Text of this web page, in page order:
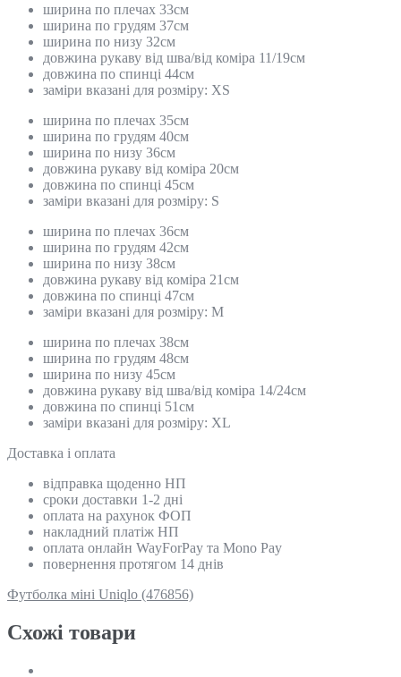
ширина по плечах 33см
ширина по грудям 37см
ширина по низу 32см
довжина рукаву від шва/від коміра 11/19см
довжина по спинці 44см
заміри вказані для розміру: XS
ширина по плечах 35см
ширина по грудям 40см
ширина по низу 36см
довжина рукаву від коміра 20см
довжина по спинці 45см
заміри вказані для розміру: S
ширина по плечах 36см
ширина по грудям 42см
ширина по низу 38см
довжина рукаву від коміра 21см
довжина по спинці 47см
заміри вказані для розміру: M
ширина по плечах 38см
ширина по грудям 48см
ширина по низу 45см
довжина рукаву від шва/від коміра 14/24см
довжина по спинці 51см
заміри вказані для розміру: XL
Доставка і оплата
відправка щоденно НП
сроки доставки 1-2 дні
оплата на рахунок ФОП
накладний платіж НП
оплата онлайн WayForPay та Mono Pay
повернення протягом 14 днів
Футболка міні Uniqlo (476856)
Схожi товари